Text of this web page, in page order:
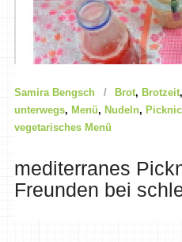
Samira Bengsch Brot, Brotzeit,
unterwegs, Menü, Nudeln,
vegetarisches Menü
mediterranes
Freunden bei